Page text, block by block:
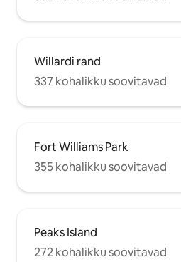
Willardi rand
337 kohalikku soovitavad
Fort Williams Park
355 kohalikku soovitavad
Peaks Island
272 kohalikku soovitavad